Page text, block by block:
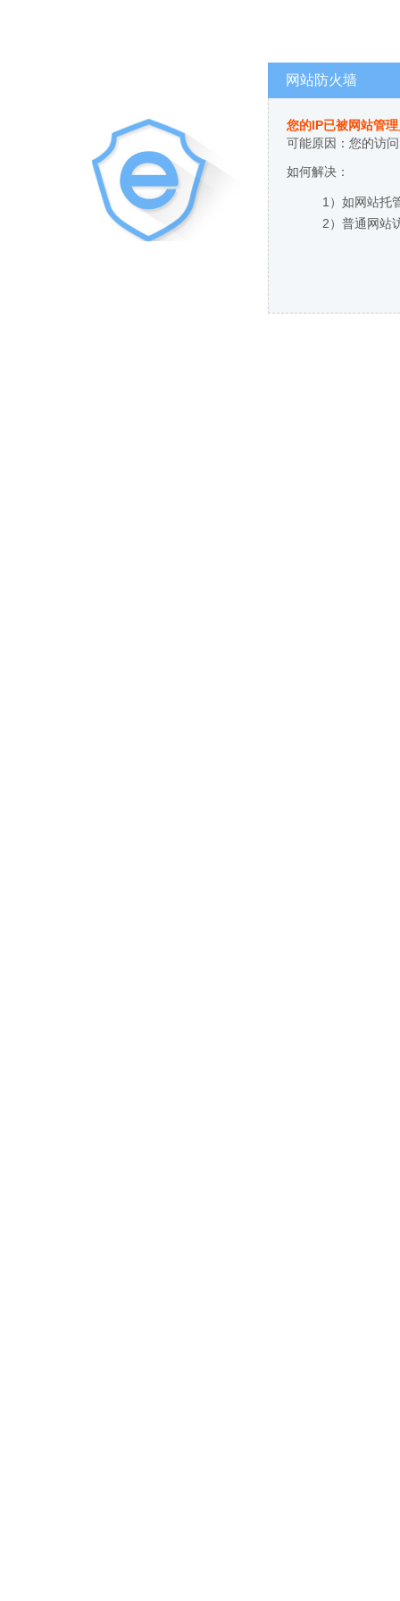
网站防火墙
您的IP已被网站管
可能原因：您的访
如何解决：
1）如网站托
2）普通网站